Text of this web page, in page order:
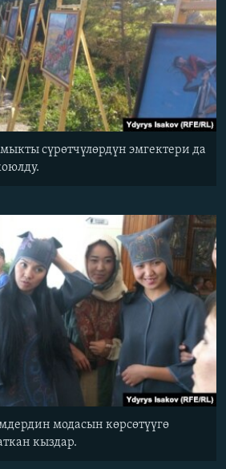
сүрөтчүлөрдүн эмгектери да
модасын көрсөтүүгө
кыздар.